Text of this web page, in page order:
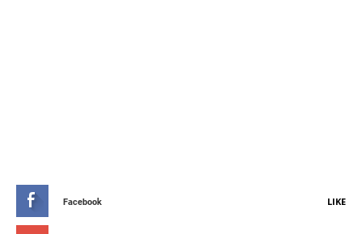
Facebook LIKE